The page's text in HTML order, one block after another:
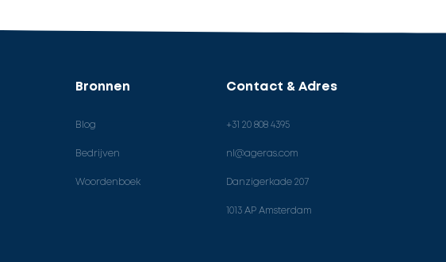
Bronnen
Blog
Bedrijven
Woordenboek
Contact & Adres
+31 20 808 4395
nl@ageras.com
Danzigerkade 207
1013 AP Amsterdam